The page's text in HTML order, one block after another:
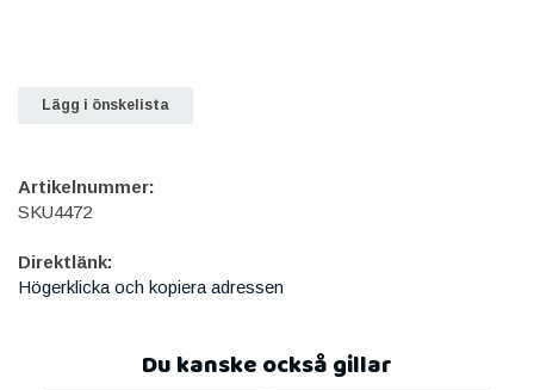
Lägg i önskelista
Artikelnummer:
SKU4472
Direktlänk:
Högerklicka och kopiera adressen
Du kanske också gillar